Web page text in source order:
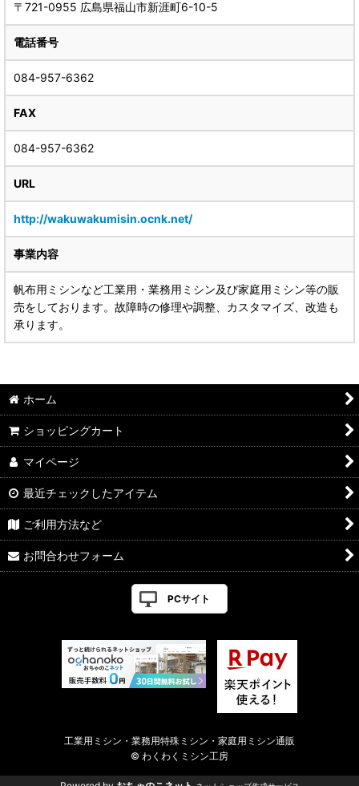
〒721-0955 広島県福山市新涯町6-10-5
電話番号
084-957-6362
FAX
084-957-6362
URL
http://wakuwakumisin.ocnk.net/
事業内容
帆布用ミシンなど工業用・業務用ミシン及び家庭用ミシン等の販
売をしております。故障時の修理や調整、カスタマイズ、改造も
承ります。
ホーム
ショッピングカート
マイページ
最近チェックしたアイテム
ご利用方法など
お問合わせフォーム
PCサイト
工業用ミシン・業務用特殊ミシン・家庭用ミシン通販
© わくわくミシン工房